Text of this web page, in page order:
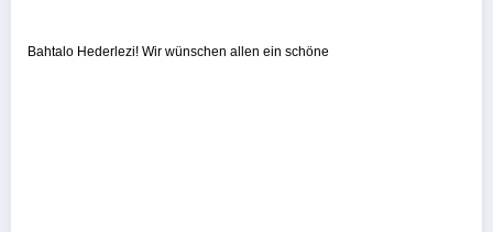
Bahtalo Hederlezi! Wir wünschen allen ein schöne